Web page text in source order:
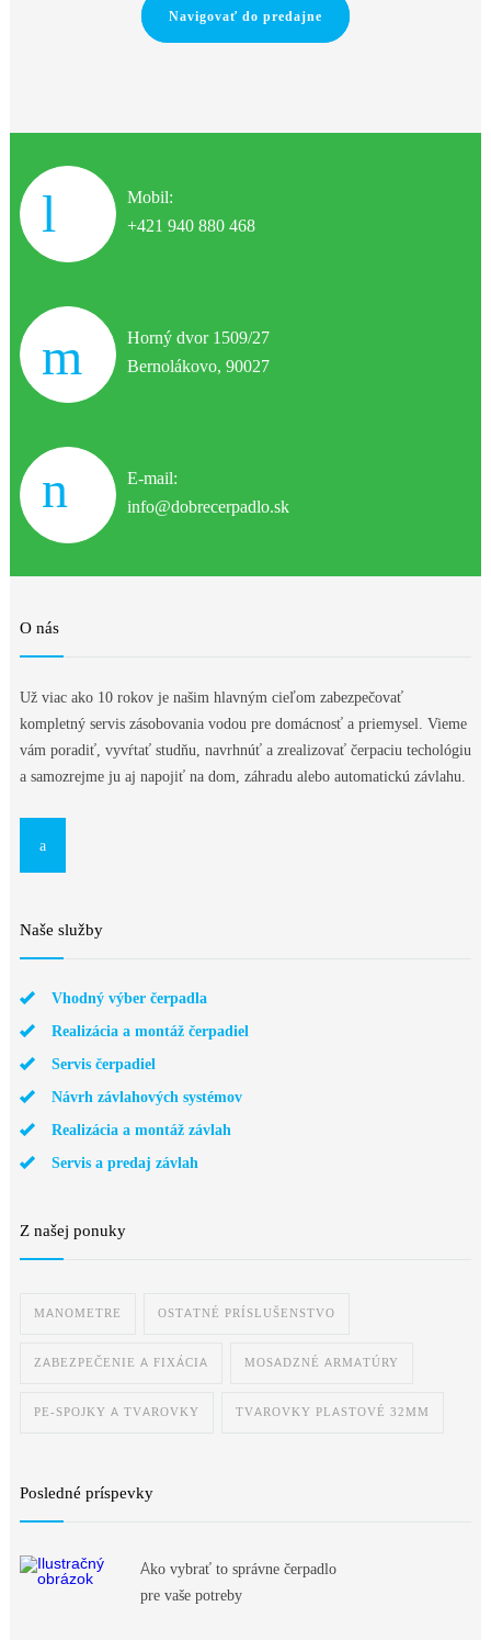
Navigovať do predajne
Mobil:
+421 940 880 468
Horný dvor 1509/27
Bernolákovo, 90027
E-mail:
info@dobrecerpadlo.sk
O nás
Už viac ako 10 rokov je našim hlavným cieľom zabezpečovať
kompletný servis zásobovania vodou pre domácnosť a priemysel. Vieme
vám poradiť, vyvŕtať studňu, navrhnúť a zrealizovať čerpaciu techológiu
a samozrejme ju aj napojiť na dom, záhradu alebo automatickú závlahu.
Naše služby
Vhodný výber čerpadla
Realizácia a montáž čerpadiel
Servis čerpadiel
Návrh závlahových systémov
Realizácia a montáž závlah
Servis a predaj závlah
Z našej ponuky
MANOMETRE OSTATNÉ PRÍSLUŠENSTVO
ZABEZPEČENIE A FIXÁCIA MOSADZNÉ ARMATÚRY
PE-SPOJKY A TVAROVKY TVAROVKY PLASTOVÉ 32MM
Posledné príspevky
Ako vybrať to správne čerpadlo
pre vaše potreby